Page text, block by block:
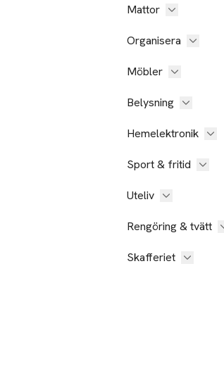
Mattor
Organisera
Möbler
Belysning
Hemelektronik
Sport & fritid
Uteliv
Rengöring & tvätt
Skafferiet